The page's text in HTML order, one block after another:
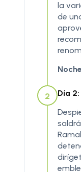
la
de
2
Día 2: